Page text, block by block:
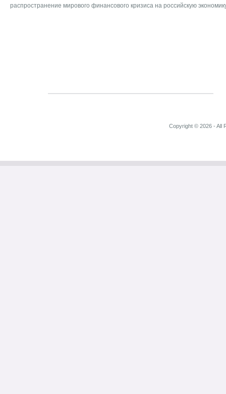
распространение мирового финансового кризиса на российскую
Copyright © 2026 - All